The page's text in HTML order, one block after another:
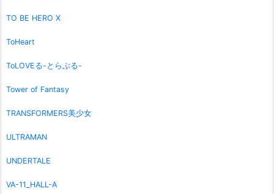
TO BE HERO X
ToHeart
ToLOVEる-とらぶる-
Tower of Fantasy
TRANSFORMERS美少女
ULTRAMAN
UNDERTALE
VA-11_HALL-A